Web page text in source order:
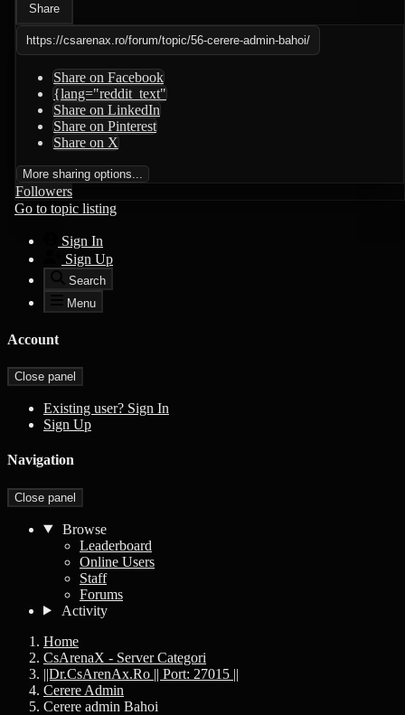
Share
https://csarenax.ro/forum/topic/56-cerere-admin-bahoi/
Share on Facebook
{lang="reddit_text"
Share on LinkedIn
Share on Pinterest
Share on X
More sharing options...
Followers
Go to topic listing
Sign In
Sign Up
Search
Menu
Account
Close panel
Existing user? Sign In
Sign Up
Navigation
Close panel
Browse
Leaderboard
Online Users
Staff
Forums
Activity
Home
CsArenaX - Server Categori
||Dr.CsArenAx.Ro || Port: 27015 ||
Cerere Admin
Cerere admin Bahoi